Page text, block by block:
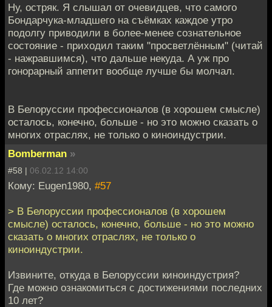
Ну, остряк. Я слышал от очевидцев, что самого
Бондарчука-младшего на съёмках каждое утро
подолгу приводили в более-менее сознательное
состояние - приходил таким "просветлённым" (читай
- нажравшимся), что дальше некуда. А уж про
гонорарный аппетит вообще лучше бы молчал.
В Белоруссии профессионалов (в хорошем смысле)
осталось, конечно, больше - но это можно сказать о
многих отраслях, не только о киноиндустрии.
Bomberman »
#58 | 06.02.12 14:00
Кому: Eugen1980, #57
> В Белоруссии профессионалов (в хорошем
смысле) осталось, конечно, больше - но это можно
сказать о многих отраслях, не только о
киноиндустрии.
Извините, откуда в Белоруссии киноиндустрия?
Где можно ознакомиться с достижениями последних
10 лет?